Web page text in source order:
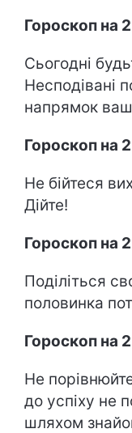
Гороскоп на
Сьогодні
Несподівані
напрямок
Гороскоп на
Не бійтеся
Дійте!
Гороскоп на
Поділіться
половинка
Гороскоп на
Не
до успіху не
шляхом